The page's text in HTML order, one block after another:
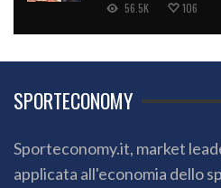
56.5K 106
SPORTECONOMY
Sporteconomy.it, market
applicata all'economia dello